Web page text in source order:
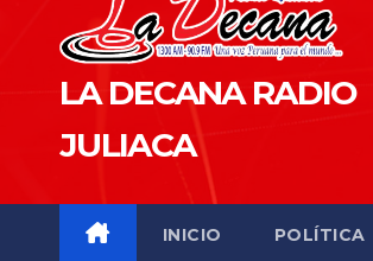
LA DECANA RADIO
JULIACA
INICIO POLÍTICA